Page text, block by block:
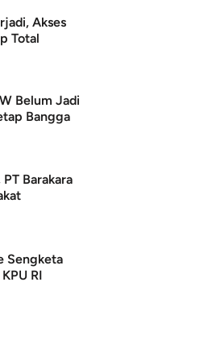
Akses
Total
Belum Jadi
Bangga
Barakara
Sengketa
RI